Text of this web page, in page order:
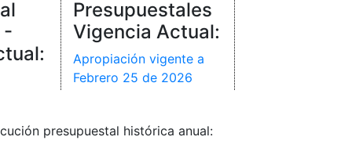
-
Presupuestales
Vigencia Actual:
Apropiación vigente a
Febrero 25 de 2026
presupuestal histórica anual: